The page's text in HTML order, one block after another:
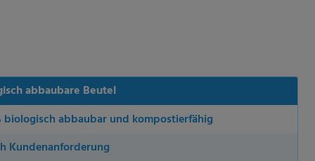
abbaubare Beutel
biologisch abbaubar und kompostierfähig
Kundenanforderung